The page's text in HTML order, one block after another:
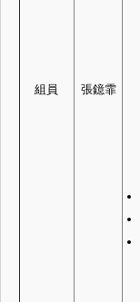
組員 張鐿霏